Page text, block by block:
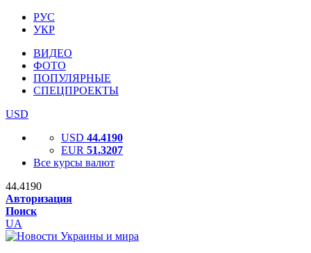
РУС
УКР
ВИДЕО
ФОТО
ПОПУЛЯРНЫЕ
СПЕЦПРОЕКТЫ
USD
USD 44.4190
EUR 51.3207
Все курсы валют
44.4190
Авторизация
Поиск
UA